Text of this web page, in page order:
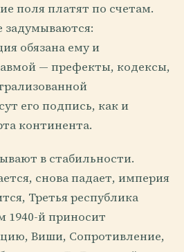
поля платят по счетам.
задумываются:
обязана ему и
— префекты, кодексы,
его подпись, как и
континента.
в стабильности.
снова падает, империя
Третья республика
1940-й приносит
Виши, Сопротивление,